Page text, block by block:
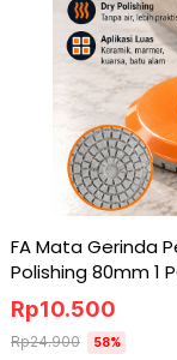
FA Mata Gerinda
Polishing 80mm 1
Rp10.500
Rp24.900 58%